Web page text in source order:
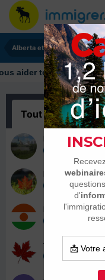
Alberta et Manitoba
Tout(6)
FASSY
26 avril 2016
herve03
26 avril 2016
Eliss1981
25 avril 2016
freelance1
25 avril 2016